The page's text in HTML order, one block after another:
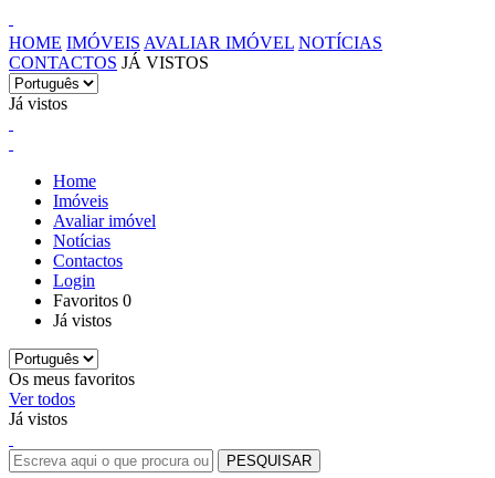
HOME IMÓVEIS AVALIAR IMÓVEL NOTÍCIAS
CONTACTOS JÁ VISTOS
Já vistos
Home
Imóveis
Avaliar imóvel
Notícias
Contactos
Login
Favoritos 0
Já vistos
Os meus favoritos
Ver todos
Já vistos